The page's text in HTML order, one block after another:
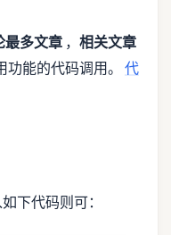
最多文章 ， 相关文章
功能的代码调用。 代
下代码则可：